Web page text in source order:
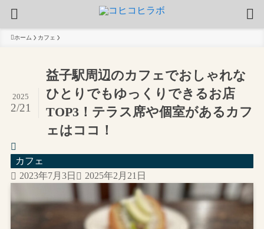
ホーム カフェ
益子駅周辺のカフェでおしゃれな
ひとりでもゆっくりできるお店
TOP3！テラス席や個室があるカフ
ェはココ！
2025
2/21
カフェ
2023年7月3日
2025年2月21日